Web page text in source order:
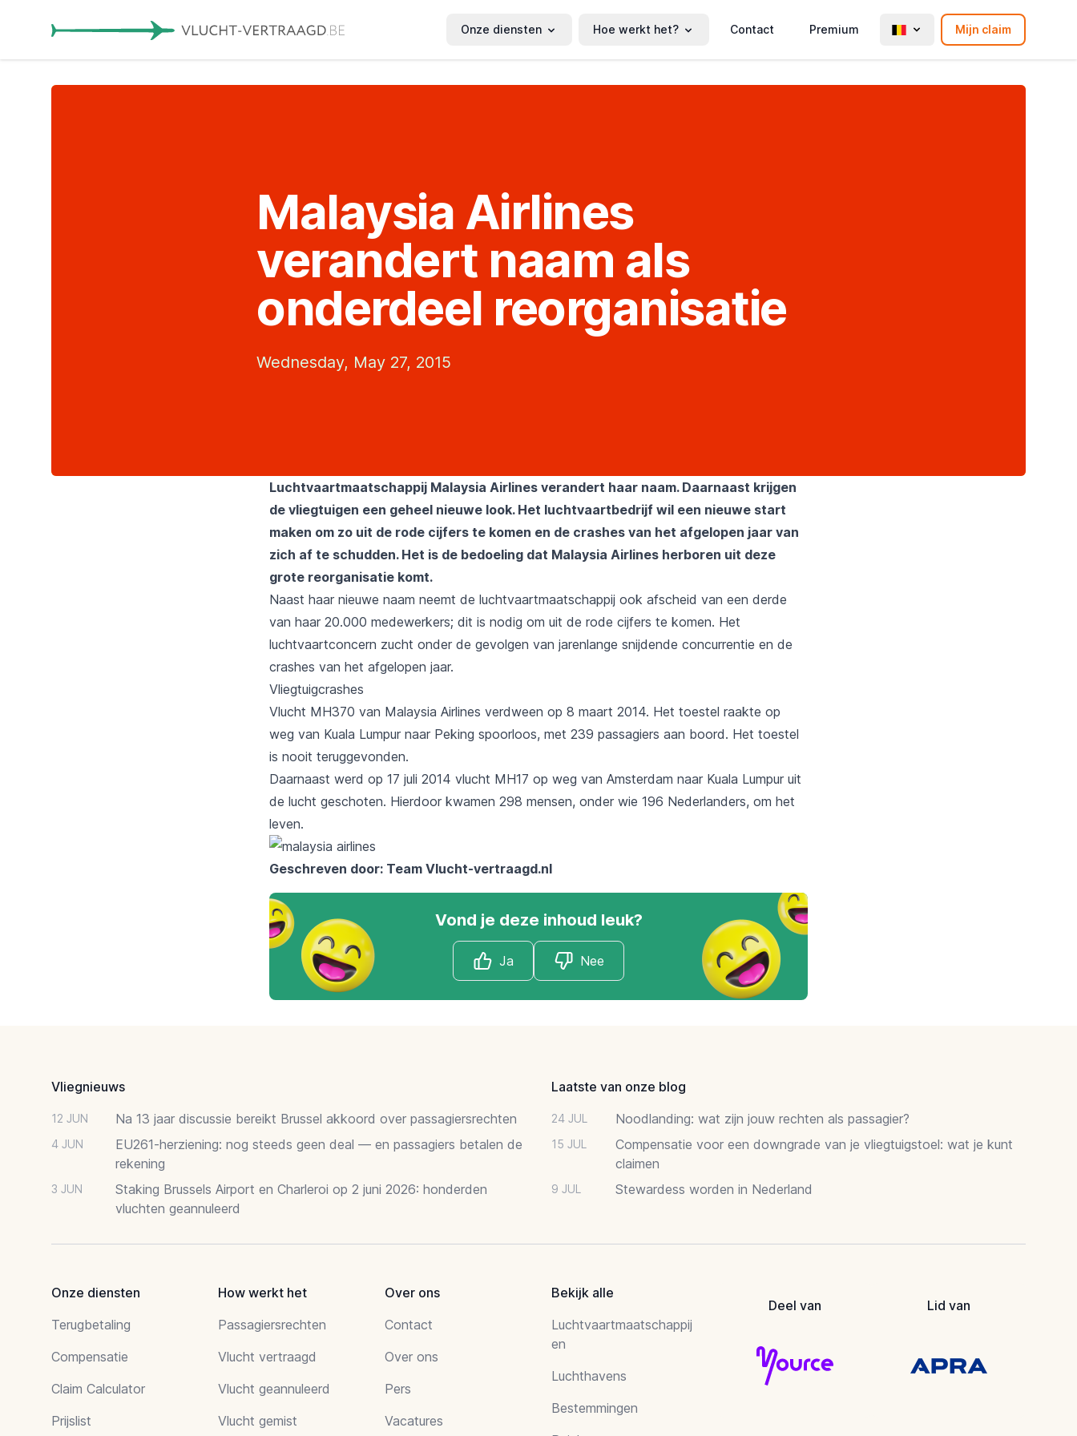
Onze diensten Hoe werkt het? Contact Premium Mijn claim
Malaysia Airlines
verandert naam als
onderdeel reorganisatie
Wednesday, May 27, 2015
Luchtvaartmaatschappij Malaysia Airlines verandert haar naam. Daarnaast krijgen
de vliegtuigen een geheel nieuwe look. Het luchtvaartbedrijf wil een nieuwe start
maken om zo uit de rode cijfers te komen en de crashes van het afgelopen jaar van
zich af te schudden. Het is de bedoeling dat Malaysia Airlines herboren uit deze
grote reorganisatie komt.
Naast haar nieuwe naam neemt de luchtvaartmaatschappij ook afscheid van een derde
van haar 20.000 medewerkers; dit is nodig om uit de rode cijfers te komen. Het
luchtvaartconcern zucht onder de gevolgen van jarenlange snijdende concurrentie en de
crashes van het afgelopen jaar.
Vliegtuigcrashes
Vlucht MH370 van Malaysia Airlines verdween op 8 maart 2014. Het toestel raakte op
weg van Kuala Lumpur naar Peking spoorloos, met 239 passagiers aan boord. Het toestel
is nooit teruggevonden.
Daarnaast werd op 17 juli 2014 vlucht MH17 op weg van Amsterdam naar Kuala Lumpur uit
de lucht geschoten. Hierdoor kwamen 298 mensen, onder wie 196 Nederlanders, om het
leven.
Geschreven door: Team Vlucht-vertraagd.nl
Vond je deze inhoud leuk?
Ja Nee
Vliegnieuws
12 JUN Na 13 jaar discussie bereikt Brussel akkoord over passagiersrechten
4 JUN
EU261-herziening: nog steeds geen deal — en passagiers betalen de
rekening
3 JUN
Staking Brussels Airport en Charleroi op 2 juni 2026: honderden
vluchten geannuleerd
Laatste van onze blog
24 JUL Noodlanding: wat zijn jouw rechten als passagier?
15 JUL
Compensatie voor een downgrade van je vliegtuigstoel: wat je kunt
claimen
9 JUL Stewardess worden in Nederland
Onze diensten
Terugbetaling
Compensatie
Claim Calculator
Prijslist
How werkt het
Passagiersrechten
Vlucht vertraagd
Vlucht geannuleerd
Vlucht gemist
Over ons
Contact
Over ons
Pers
Vacatures
Bekijk alle
Luchtvaartmaatschappij
en
Luchthavens
Bestemmingen
Deel van Lid van